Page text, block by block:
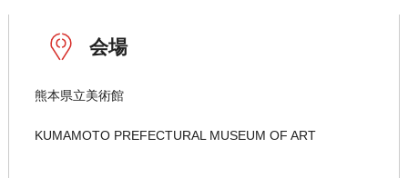
会場
熊本県立美術館
KUMAMOTO PREFECTURAL MUSEUM OF ART